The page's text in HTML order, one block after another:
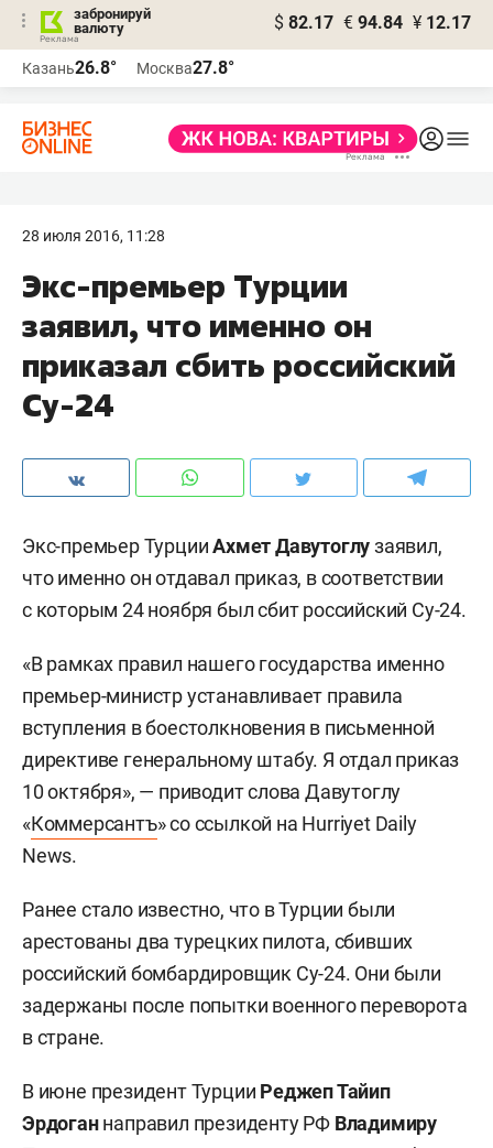
забронируй
валюту
$ 82.17 € 94.84 ¥ 12.17
Казань26.8° Москва27.8°
28 июля 2016, 11:28
Экс-премьер Турции
заявил, что именно он
приказал сбить российский
Су-24
Экс-премьер ТурцииАхмет Давутоглузаявил,
что именно он отдавал приказ, в соответствии
с которым 24 ноября был сбит российский Су-24.
«В рамках правил нашего государства именно
премьер-министр устанавливает правила
вступления в боестолкновения в письменной
директиве генеральному штабу. Я отдал приказ
10 октября», — приводит слова Давутоглу
«Коммерсантъ» со ссылкой на Hurriyet Daily
News.
Ранее стало известно, что в Турции были
арестованы два турецких пилота, сбивших
российский бомбардировщик Су-24. Они были
задержаны после попытки военного переворота
в стране.
В июне президент Турции Реджеп Тайип
Эрдоганнаправил президенту РФ Владимиру